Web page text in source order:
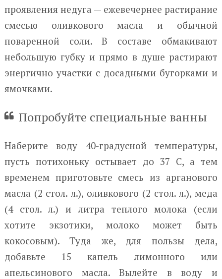
проявления недуга — ежевечернее растирание
смесью оливкового масла и обычной
поваренной соли. В составе обмакивают
небольшую губку и прямо в душе растирают
энергично участки с досадными бугорками и
ямочками.
Попробуйте специальные ванны
Наберите воду 40-градусной температуры,
пусть потихоньку остывает до 37 С, а тем
временем приготовьте смесь из арганового
масла (2 стол. л.), оливкового (2 стол. л.), меда
(4 стол. л.) и литра теплого молока (если
хотите экзотики, молоко может быть
кокосовым). Туда же, для пользы дела,
добавьте 15 капель лимонного или
апельсинового масла. Вылейте в воду и